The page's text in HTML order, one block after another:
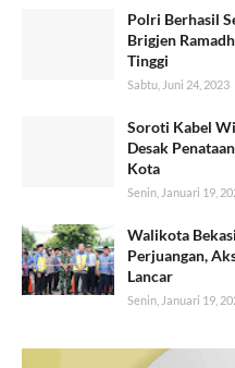
Polri Berhasil
Brigjen
Tinggi
Sabtu, Juni 24, 2023
Soroti Kabel
Desak
Kota
Senin, Januari 19,
Walikota
Perjuangan,
Lancar
Senin, Januari 19,